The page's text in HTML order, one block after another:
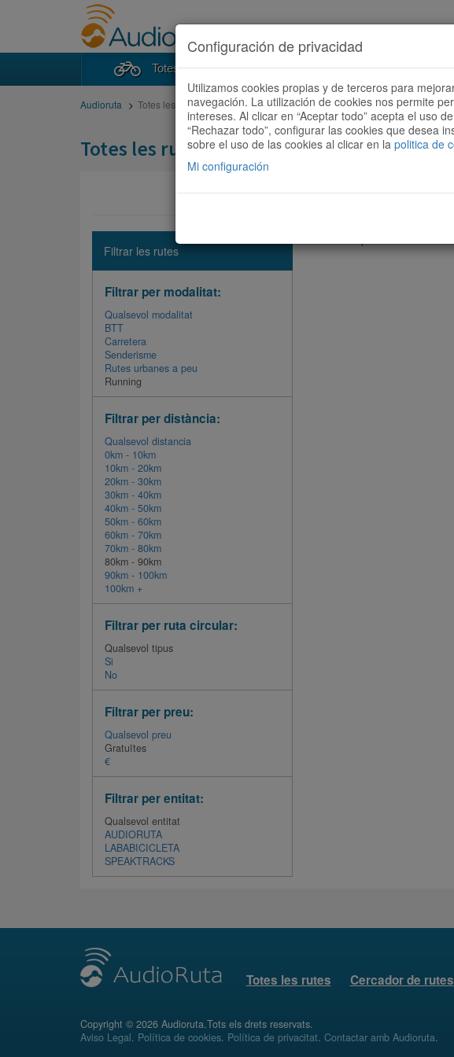
Totes les rutes Cercador de rutes
Audioruta Totes les rutes
Totes les rutes
Filtrar les rutes
Filtrar per modalitat:
Qualsevol modalitat
BTT
Carretera
Senderisme
Rutes urbanes a peu
Running
Filtrar per distància:
Qualsevol distancia
0km - 10km
10km - 20km
20km - 30km
30km - 40km
40km - 50km
50km - 60km
60km - 70km
70km - 80km
80km - 90km
90km - 100km
100km +
Filtrar per ruta circular:
Qualsevol tipus
Si
No
Filtrar per preu:
Qualsevol preu
Gratuïtes
€
Filtrar per entitat:
Qualsevol entitat
AUDIORUTA
LABABICICLETA
SPEAKTRACKS
Totes les rutes Cercador de rutes
Copyright © 2026 Audioruta.Tots els drets reservats.
Aviso Legal. Política de cookies. Política de privacitat. Contactar amb Audioruta.
Configuración de privacidad
Utilizamos cookies propias y de terceros para
navegación. La utilización de cookies nos permite
intereses. Al clicar en “Aceptar todo” acepta el uso
“Rechazar todo”, configurar las cookies que desea
sobre el uso de las cookies al clicar en la politica de
Mi configuración